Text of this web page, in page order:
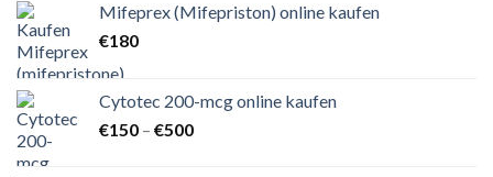
Mifeprex (Mifepriston) online kaufen
€180
Cytotec 200-mcg online kaufen
€150 – €500Preisspanne: